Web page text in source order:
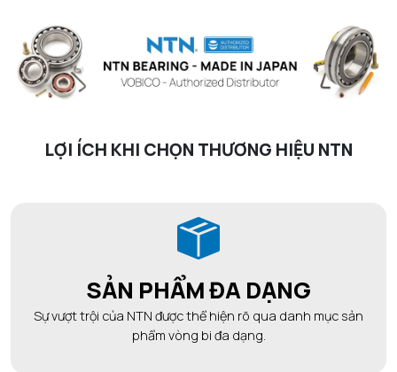
LỢI ÍCH KHI CHỌN THƯƠNG HIỆU NTN
SẢN PHẨM ĐA DẠNG
Sự vượt trội của NTN được thể hiện rõ qua danh mục sản
phẩm vòng bi đa dạng.